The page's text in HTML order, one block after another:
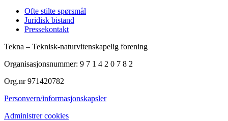
Ofte stilte spørsmål
Juridisk bistand
Pressekontakt
Tekna – Teknisk-naturvitenskapelig forening
Organisasjonsnummer: 9 7 1 4 2 0 7 8 2
Org.nr 971420782
Personvern/informasjonskapsler
Administrer cookies